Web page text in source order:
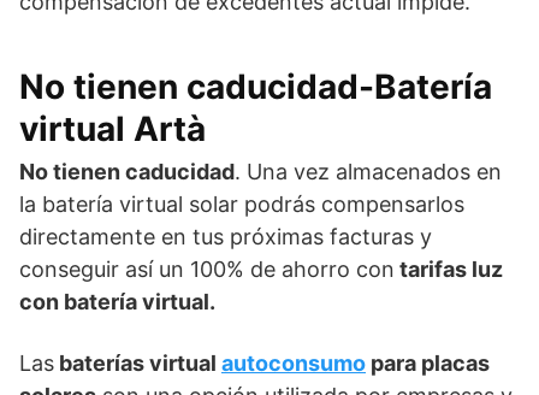
No tienen caducidad-Batería
virtual Artà
No tienen caducidad. Una vez almacenados en
la batería virtual solar podrás compensarlos
directamente en tus próximas facturas y
conseguir así un 100% de ahorro con tarifas luz
con batería virtual.
Las baterías virtual autoconsumo para placas